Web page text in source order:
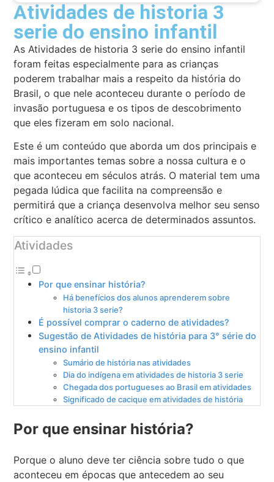
Atividades de historia 3
serie do ensino infantil
As Atividades de historia 3 serie do ensino infantil
foram feitas especialmente para as crianças
poderem trabalhar mais a respeito da história do
Brasil, o que nele aconteceu durante o período de
invasão portuguesa e os tipos de descobrimento
que eles fizeram em solo nacional.
Este é um conteúdo que aborda um dos principais e
mais importantes temas sobre a nossa cultura e o
que aconteceu em séculos atrás. O material tem uma
pegada lúdica que facilita na compreensão e
permitirá que a criança desenvolva melhor seu senso
crítico e analítico acerca de determinados assuntos.
Atividades
Por que ensinar história?
Há benefícios dos alunos aprenderem sobre
historia 3 serie?
É possível comprar o caderno de atividades?
Sugestão de Atividades de história para 3° série do
ensino infantil
Sumário de história nas atividades
Dia do indígena em atividades de historia 3 serie
Chegada dos portugueses ao Brasil em atividades
Significado de cacique em atividades de história
Por que ensinar história?
Porque o aluno deve ter ciência sobre tudo o que
aconteceu em épocas que antecedem ao seu